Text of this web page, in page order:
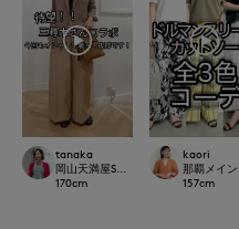
tanaka
岡山天満屋SUPERIORCLOSET
170cm
kaori
那覇メイ
157cm